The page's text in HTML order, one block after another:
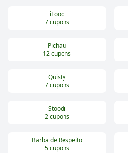
iFood
7cupons
Pichau
12cupons
Quisty
7cupons
Stoodi
2cupons
Barba de Respeito
5cupons